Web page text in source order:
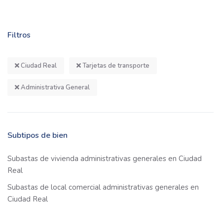
Filtros
Ciudad Real Tarjetas de transporte
Administrativa General
Subtipos de bien
Subastas de vivienda administrativas generales en Ciudad
Real
Subastas de local comercial administrativas generales en
Ciudad Real